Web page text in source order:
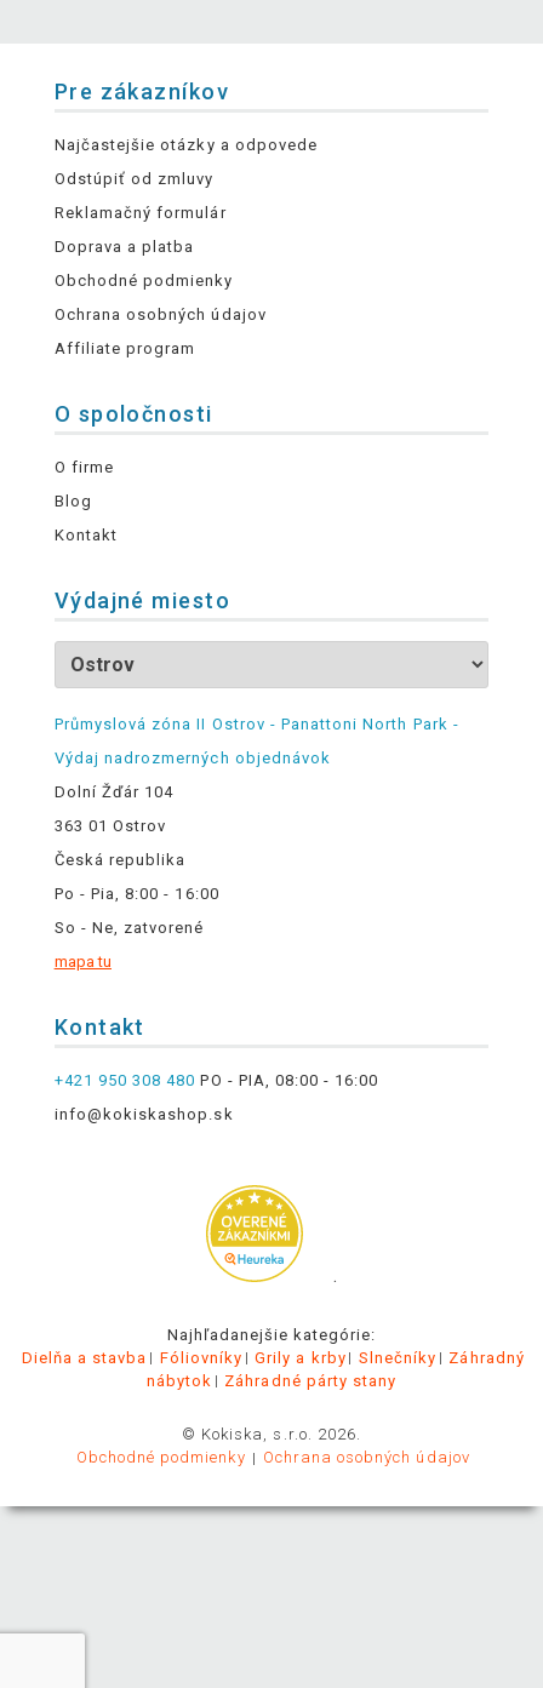
Pre zákazníkov
Najčastejšie otázky a odpovede
Odstúpiť od zmluvy
Reklamačný formulár
Doprava a platba
Obchodné podmienky
Ochrana osobných údajov
Affiliate program
O spoločnosti
O firme
Blog
Kontakt
Výdajné miesto
Průmyslová zóna II Ostrov - Panattoni North Park -
Výdaj nadrozmerných objednávok
Dolní Žďár 104
363 01 Ostrov
Česká republika
Po - Pia, 8:00 - 16:00
So - Ne, zatvorené
mapa tu
Kontakt
+421 950 308 480 PO - PIA, 08:00 - 16:00
info@kokiskashop.sk
.
Najhľadanejšie kategórie:
Dielňa a stavba
Fóliovníky Grily a krby Slnečníky
Záhradný
nábytok
Záhradné párty stany
© Kokiska, s.r.o. 2026.
Obchodné podmienky
Ochrana osobných údajov